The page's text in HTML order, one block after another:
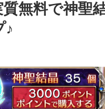
質無料で神聖
♪